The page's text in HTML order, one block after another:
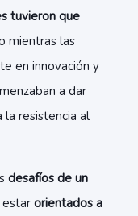
tuvieron que
mientras las
en innovación y
a dar
la resistencia al
desafíos de un
orientados a